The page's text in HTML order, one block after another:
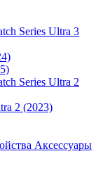
Series Ultra 3
Series Ultra 2
2 (2023)
Аксессуары